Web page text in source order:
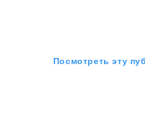
Посмотреть эту